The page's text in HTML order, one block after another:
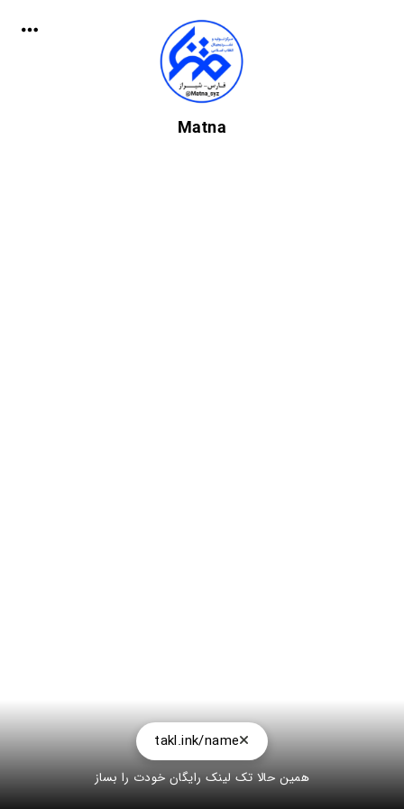
Matna
takl.ink/name
همین حالا تک لینک رایگان خودت را بساز